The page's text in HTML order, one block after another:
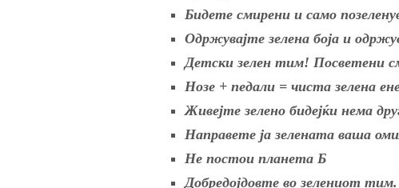
Бидете смирени и само
Одржувајте зелена боја и
Детски зелен тим! Посветени
Нозе + педали = чиста зелена
Живејте зелено бидејќи нема
Направете ја зелената ваша
Не постои планета Б
Добредојдовте во зелениот тим.